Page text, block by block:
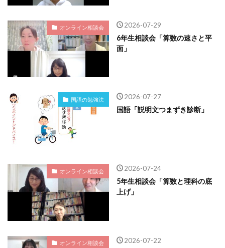
オンライン相談会 2026-07-29
6年生相談会「算数の速さと平
面」
国語の勉強法 2026-07-27
国語「説明文つまずき診断」
オンライン相談会 2026-07-24
5年生相談会「算数と理科の底
上げ」
オンライン相談会 2026-07-22